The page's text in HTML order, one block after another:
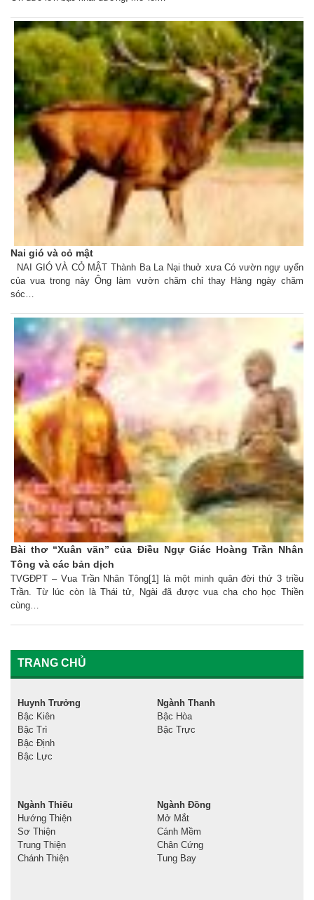
Nai gió và cỏ mật
NAI GIÓ VÀ CỎ MẬT Thành Ba La Nại thuở xưa Có vườn ngự uyển
của vua trong này Ông làm vườn chăm chỉ thay Hàng ngày chăm
sóc…
Bài thơ “Xuân vãn” của Điều Ngự Giác Hoàng Trần Nhân
Tông và các bản dịch
TVGĐPT – Vua Trần Nhân Tông[1] là một minh quân đời thứ 3 triều
Trần. Từ lúc còn là Thái tử, Ngài đã được vua cha cho học Thiền
cùng…
TRANG CHỦ
Huynh Trưởng
Bậc Kiên
Bậc Trì
Bậc Định
Bậc Lực
Ngành Thanh
Bậc Hòa
Bậc Trực
Ngành Thiếu
Hướng Thiện
Sơ Thiện
Trung Thiện
Chánh Thiện
Ngành Đồng
Mở Mắt
Cánh Mềm
Chân Cứng
Tung Bay